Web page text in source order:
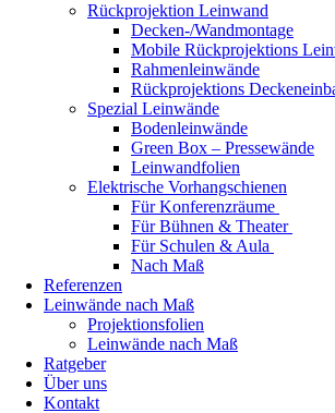
Rückprojektion Leinwand
Decken-/Wandmontage
Mobile Rückprojektions
Rahmenleinwände
Rückprojektions
Spezial Leinwände
Bodenleinwände
Green Box – Pressewände
Leinwandfolien
Elektrische Vorhangschienen
Für Konferenzräume
Für Bühnen & Theater
Für Schulen & Aula
Nach Maß
Referenzen
Leinwände nach Maß
Projektionsfolien
Leinwände nach Maß
Ratgeber
Über uns
Kontakt